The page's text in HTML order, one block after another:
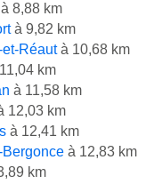
à 8,88 km
à 9,82 km
Réautà 10,68 km
km
à 11,58 km
12,03 km
à 12,41 km
Bergonce à 12,83 km
km